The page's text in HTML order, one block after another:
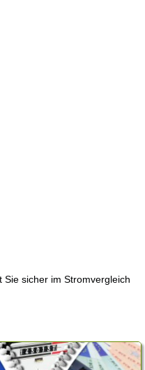
sicher im Stromvergleich